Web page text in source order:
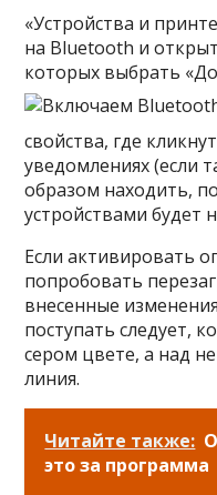
«Устройства и
на Bluetooth и
которых выбрать
свойства, где
уведомлениях (если
образом находить,
устройствами будет
Если активировать
попробовать
внесенные
поступать следует,
сером цвете, а над
линия.
Читайте также:
это за программа